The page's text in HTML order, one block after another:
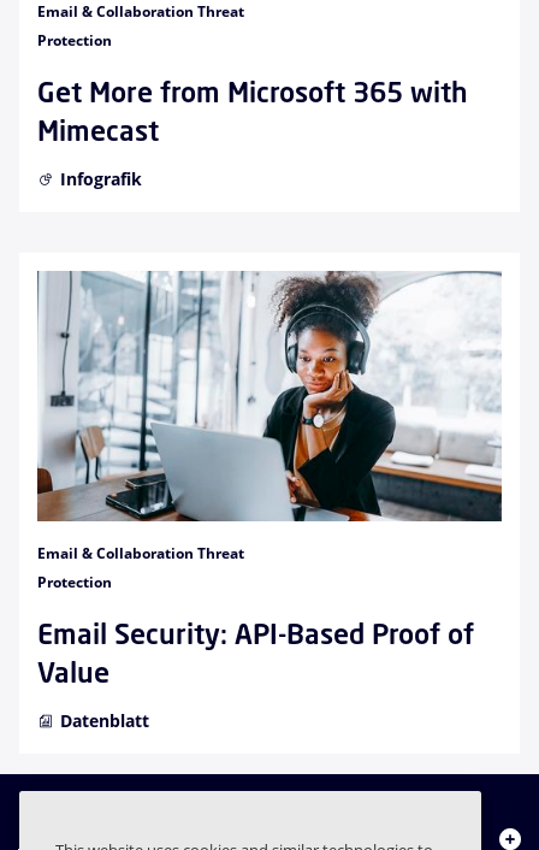
Email & Collaboration Threat
Protection
Get More from Microsoft 365 with
Mimecast
Infografik
Email & Collaboration Threat
Protection
Email Security: API-Based Proof of
Value
Datenblatt
Über uns